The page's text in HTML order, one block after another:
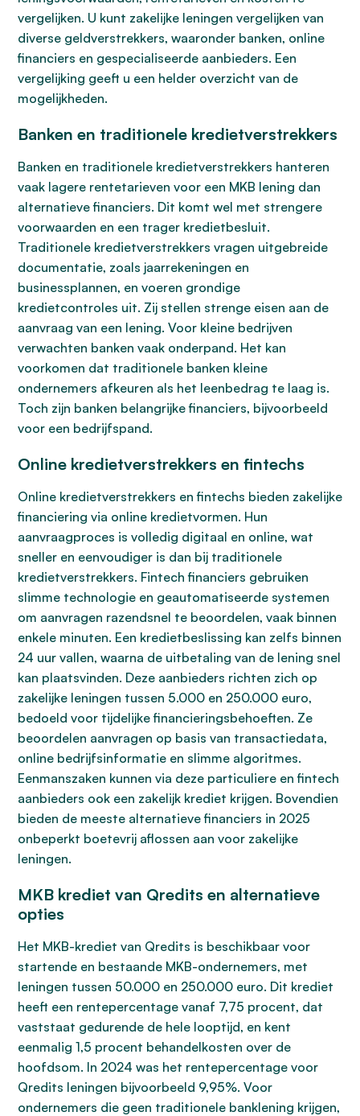
vergelijken. U kunt zakelijke leningen vergelijken van
diverse geldverstrekkers, waaronder banken, online
financiers en gespecialiseerde aanbieders. Een
vergelijking geeft u een helder overzicht van de
mogelijkheden.
Banken en traditionele kredietverstrekkers
Banken en traditionele kredietverstrekkers hanteren
vaak lagere rentetarieven voor een MKB lening dan
alternatieve financiers. Dit komt wel met strengere
voorwaarden en een trager kredietbesluit.
Traditionele kredietverstrekkers vragen uitgebreide
documentatie, zoals jaarrekeningen en
businessplannen, en voeren grondige
kredietcontroles uit. Zij stellen strenge eisen aan de
aanvraag van een lening. Voor kleine bedrijven
verwachten banken vaak onderpand. Het kan
voorkomen dat traditionele banken kleine
ondernemers afkeuren als het leenbedrag te laag is.
Toch zijn banken belangrijke financiers, bijvoorbeeld
voor een bedrijfspand.
Online kredietverstrekkers en fintechs
Online kredietverstrekkers en fintechs bieden zakelijke
financiering via online kredietvormen. Hun
aanvraagproces is volledig digitaal en online, wat
sneller en eenvoudiger is dan bij traditionele
kredietverstrekkers. Fintech financiers gebruiken
slimme technologie en geautomatiseerde systemen
om aanvragen razendsnel te beoordelen, vaak binnen
enkele minuten. Een kredietbeslissing kan zelfs binnen
24 uur vallen, waarna de uitbetaling van de lening snel
kan plaatsvinden. Deze aanbieders richten zich op
zakelijke leningen tussen 5.000 en 250.000 euro,
bedoeld voor tijdelijke financieringsbehoeften. Ze
beoordelen aanvragen op basis van transactiedata,
online bedrijfsinformatie en slimme algoritmes.
Eenmanszaken kunnen via deze particuliere en fintech
aanbieders ook een zakelijk krediet krijgen. Bovendien
bieden de meeste alternatieve financiers in 2025
onbeperkt boetevrij aflossen aan voor zakelijke
leningen.
MKB krediet van Qredits en alternatieve
opties
Het MKB-krediet van Qredits is beschikbaar voor
startende en bestaande MKB-ondernemers, met
leningen tussen 50.000 en 250.000 euro. Dit krediet
heeft een rentepercentage vanaf 7,75 procent, dat
vaststaat gedurende de hele looptijd, en kent
eenmalig 1,5 procent behandelkosten over de
hoofdsom. In 2024 was het rentepercentage voor
Qredits leningen bijvoorbeeld 9,95%. Voor
ondernemers die geen traditionele banklening krijgen,